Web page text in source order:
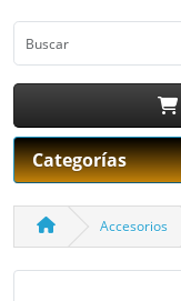
Categorías
Accesorios